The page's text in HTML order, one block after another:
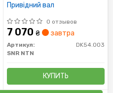
Привідний вал
0 отзывов
7 070 ₴ завтра
Артикул:
DK54.003
SNR NTN
КУПИТЬ